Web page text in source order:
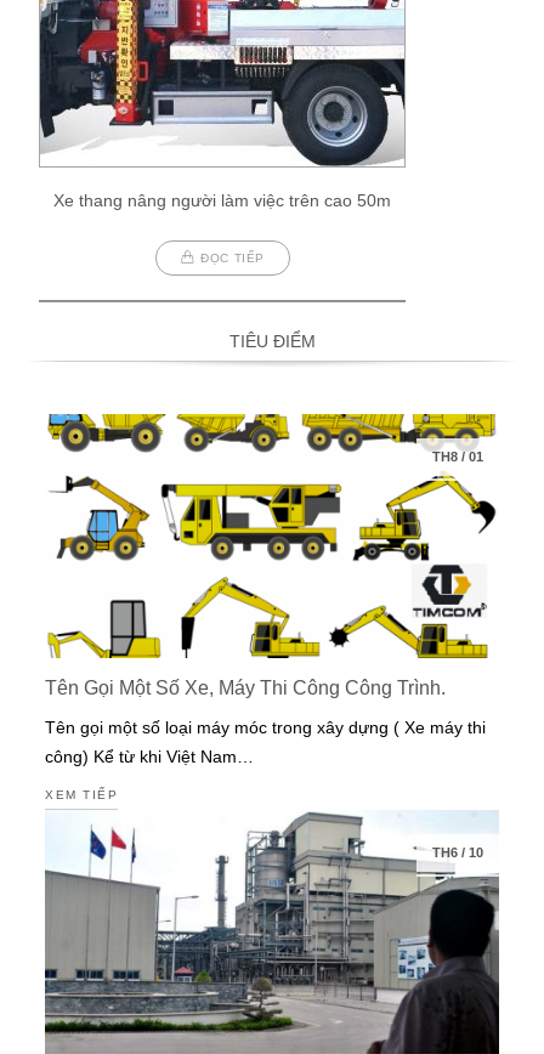
Xe thang nâng người làm việc trên cao 50m
ĐỌC TIẾP
TIÊU ĐIỂM
TH8/01
Tên Gọi Một Số Xe, Máy Thi Công Công Trình.
Tên gọi một số loại máy móc trong xây dựng ( Xe máy thi
công) Kể từ khi Việt Nam…
XEM TIẾP
TH6/ 10